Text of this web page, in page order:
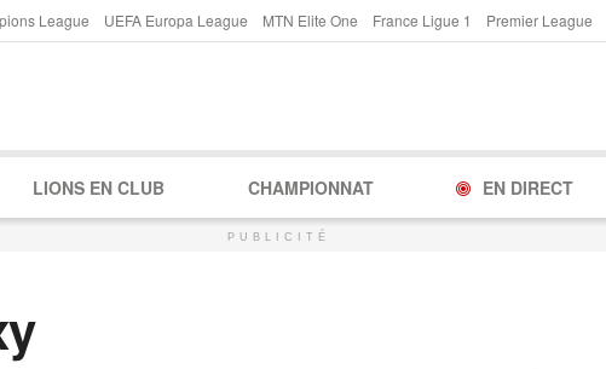
League UEFA Europa League MTN Elite One France Ligue 1 Premier League
LIONS EN CLUB CHAMPIONNAT EN DIRECT
PUBLICITÉ